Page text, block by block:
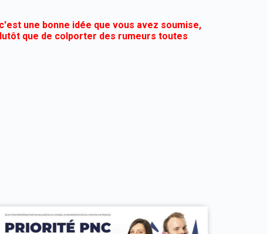
une bonne idée que vous avez soumise,
que de colporter des rumeurs toutes